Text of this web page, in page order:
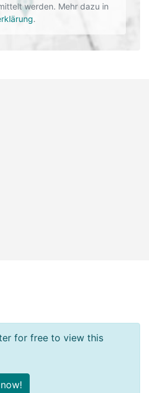
werden. Mehr dazu in
.
for free to view this